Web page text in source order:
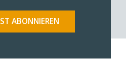
ABONNIEREN